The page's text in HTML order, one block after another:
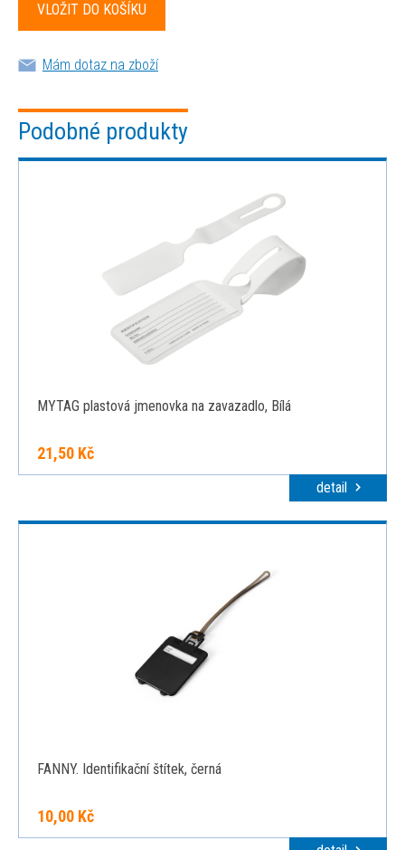
Mám dotaz na zboží
Podobné produkty
MYTAG plastová jmenovka na zavazadlo, Bílá
21,50 Kč
detail
FANNY. Identifikační štítek, černá
10,00 Kč